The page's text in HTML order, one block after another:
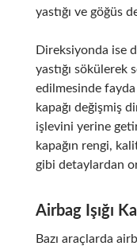
yastığı ve göğüs
Direksiyonda ise
yastığı sökülerek
edilmesinde fayda
kapağı değişmiş
işlevini yerine
kapağın rengi,
gibi detaylardan
Airbag Işığı
Bazı araçlarda